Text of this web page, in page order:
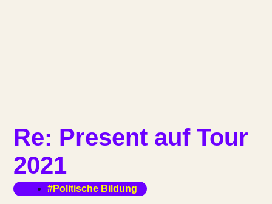
Re: Present auf Tour
2021
#Politische Bildung